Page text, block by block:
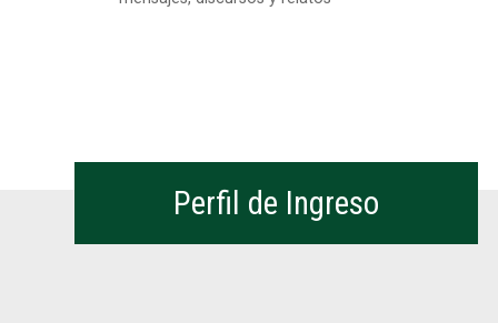
Perfil de Ingreso